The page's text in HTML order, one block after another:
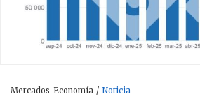
Mercados-Economía Noticia